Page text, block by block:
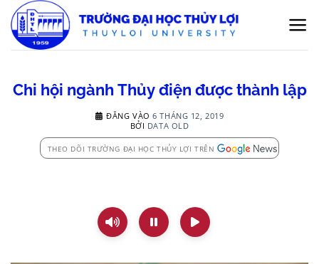
qua
nội
Chi hội ngành Thủy điện được thành lập
ĐĂNG VÀO6 THÁNG 12, 2019
BỞI DATA OLD
THEO DÕI TRƯỜNG ĐẠI HỌC THỦY LỢI TRÊN